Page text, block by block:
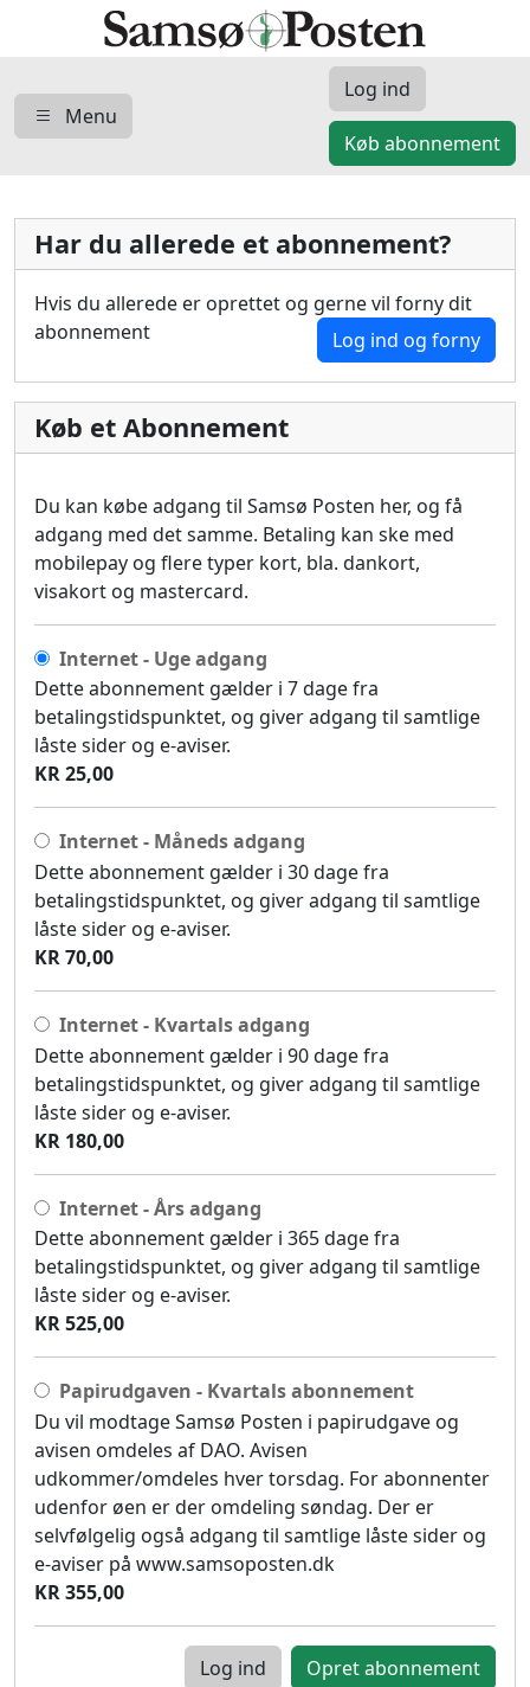
Menu
Log ind
Køb abonnement
Har du allerede et abonnement?
Hvis du allerede er oprettet og gerne vil forny dit
abonnement
Log ind og forny
Køb et Abonnement
Du kan købe adgang til Samsø Posten her, og få
adgang med det samme. Betaling kan ske med
mobilepay og flere typer kort, bla. dankort,
visakort og mastercard.
Internet - Uge adgang
Dette abonnement gælder i 7 dage fra
betalingstidspunktet, og giver adgang til samtlige
låste sider og e-aviser.
KR 25,00
Internet - Måneds adgang
Dette abonnement gælder i 30 dage fra
betalingstidspunktet, og giver adgang til samtlige
låste sider og e-aviser.
KR 70,00
Internet - Kvartals adgang
Dette abonnement gælder i 90 dage fra
betalingstidspunktet, og giver adgang til samtlige
låste sider og e-aviser.
KR 180,00
Internet - Års adgang
Dette abonnement gælder i 365 dage fra
betalingstidspunktet, og giver adgang til samtlige
låste sider og e-aviser.
KR 525,00
Papirudgaven - Kvartals abonnement
Du vil modtage Samsø Posten i papirudgave og
avisen omdeles af DAO. Avisen
udkommer/omdeles hver torsdag. For abonnenter
udenfor øen er der omdeling søndag. Der er
selvfølgelig også adgang til samtlige låste sider og
e-aviser på www.samsoposten.dk
KR 355,00
Log ind